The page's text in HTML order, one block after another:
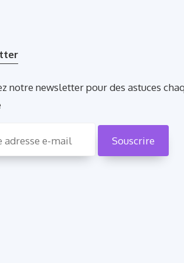
notre newsletter pour des astuces